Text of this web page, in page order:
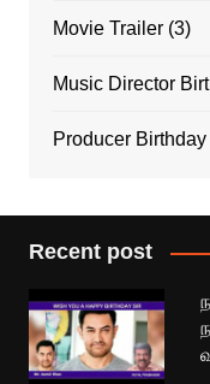
Movie Trailer(3)
Music Director
Producer
Recent post